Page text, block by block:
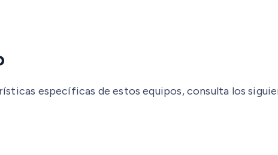
específicas de estos equipos, consulta los